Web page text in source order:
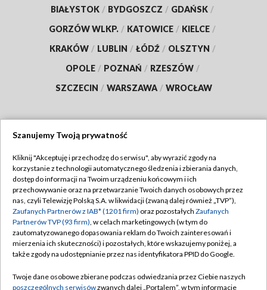
BIAŁYSTOK / BYDGOSZCZ / GDAŃSK /
GORZÓW WLKP. / KATOWICE / KIELCE /
KRAKÓW / LUBLIN / ŁÓDŹ / OLSZTYN /
OPOLE / POZNAŃ / RZESZÓW /
SZCZECIN / WARSZAWA / WROCŁAW
TVP
Abonament TVP
Emisja w TVP
Centrum informacji TVP
Naziemna Telewizja Cyfrowa
Rada Programowa
Regulamin TVP
Polityka prywatności
Moje zgody
Pomoc
Szanujemy Twoją prywatność
Kliknij "Akceptuję i przechodzę do serwisu", aby wyrazić zgody na
korzystanie z technologii automatycznego śledzenia i zbierania danych,
dostęp do informacji na Twoim urządzeniu końcowym i ich
przechowywanie oraz na przetwarzanie Twoich danych osobowych przez
nas, czyli Telewizję Polską S.A. w likwidacji (zwaną dalej również „TVP”),
Zaufanych Partnerów z IAB* (1201 firm) oraz pozostałych Zaufanych
Partnerów TVP (93 firm), w celach marketingowych (w tym do
zautomatyzowanego dopasowania reklam do Twoich zainteresowań i
mierzenia ich skuteczności) i pozostałych, które wskazujemy poniżej, a
także zgody na udostępnianie przez nas identyfikatora PPID do Google.
Twoje dane osobowe zbierane podczas odwiedzania przez Ciebie naszych
poszczególnych serwisówzwanych dalej „Portalem”, w tym informacje